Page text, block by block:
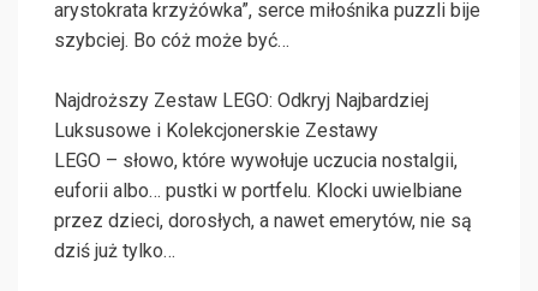
arystokrata krzyżówka”, serce miłośnika puzzli bije
szybciej. Bo cóż może być…
Najdroższy Zestaw LEGO: Odkryj Najbardziej
Luksusowe i Kolekcjonerskie Zestawy
LEGO – słowo, które wywołuje uczucia nostalgii,
euforii albo… pustki w portfelu. Klocki uwielbiane
przez dzieci, dorosłych, a nawet emerytów, nie są
dziś już tylko…